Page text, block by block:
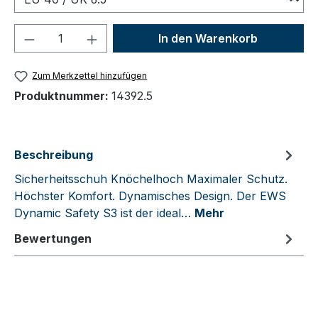
Produkt Anzahl: Gib denIn den Warenkorb
Zum Merkzettel hinzufügen
Produktnummer: 14392.5
Beschreibung
Sicherheitsschuh Knöchelhoch Maximaler Schutz.
Höchster Komfort. Dynamisches Design. Der EWS
Dynamic Safety S3 ist der ideal… Mehr
Bewertungen